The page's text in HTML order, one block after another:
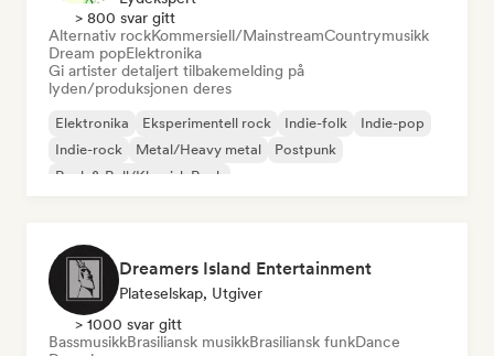
> 800 svar gitt
Alternativ rockKommersiell/MainstreamCountrymusikk
Dream popElektronika
Gi artister detaljert tilbakemelding på
lyden/produksjonen deres
Elektronika Eksperimentell rock Indie-folk
Indie-pop
Indie-rock
Metal/Heavy metal
Postpunk
Rock & Roll/Klassisk Rock
Dreamers Island Entertainment
Plateselskap, Utgiver
> 1000 svar gitt
BassmusikkBrasiliansk musikkBrasiliansk funkDance